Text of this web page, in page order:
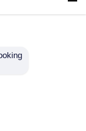
.Copyright ©